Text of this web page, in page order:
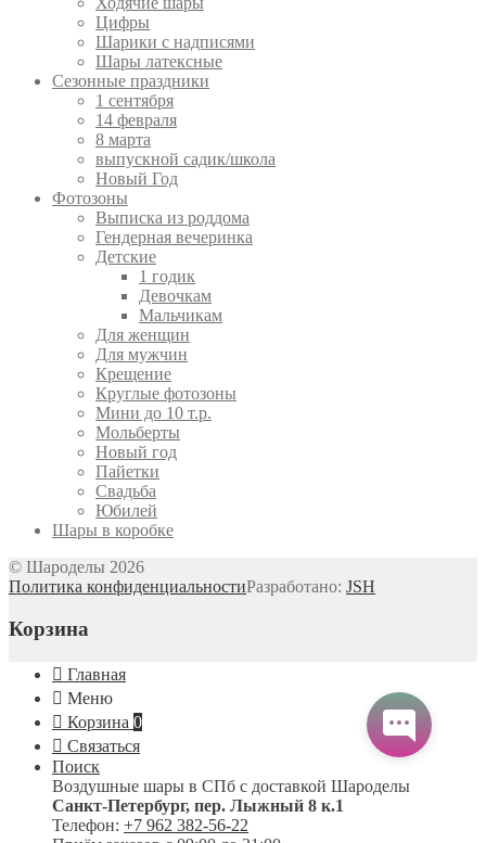
Цифры
Шарики с надписями
Шары латексные
Сезонные праздники
1 сентября
14 февраля
8 марта
выпускной садик/школа
Новый Год
Фотозоны
Выписка из роддома
Гендерная вечеринка
Детские
1 годик
Девочкам
Мальчикам
Для женщин
Для мужчин
Крещение
Круглые фотозоны
Мини до 10 т.р.
Мольберты
Новый год
Пайетки
Свадьба
Юбилей
Шары в коробке
© Шароделы 2026
Политика конфиденциальностиРазработано: JSH
Корзина
Главная
Меню
Корзина 0
Связаться
Поиск
Воздушные шары в СПб с доставкой Шароделы
Санкт-Петербург, пер. Лыжный 8 к.1
Телефон: +7 962 382-56-22